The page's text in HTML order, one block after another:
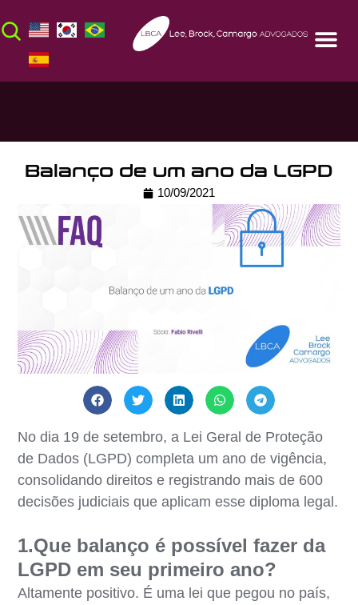
Balanço de um ano da LGPD
10/09/2021
No dia 19 de setembro, a Lei Geral de Proteção
de Dados (LGPD) completa um ano de vigência,
consolidando direitos e registrando mais de 600
decisões judiciais que aplicam esse diploma legal.
1.Que balanço é possível fazer da
LGPD em seu primeiro ano?
Altamente positivo. É uma lei que pegou no país,